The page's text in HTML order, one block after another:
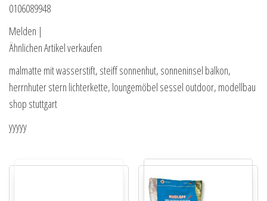
0106089948
Melden |
Ähnlichen Artikel verkaufen
malmatte mit wasserstift, steiff sonnenhut, sonneninsel balkon,
herrnhuter stern lichterkette, loungemöbel sessel outdoor, modellbau
shop stuttgart
yyyyy